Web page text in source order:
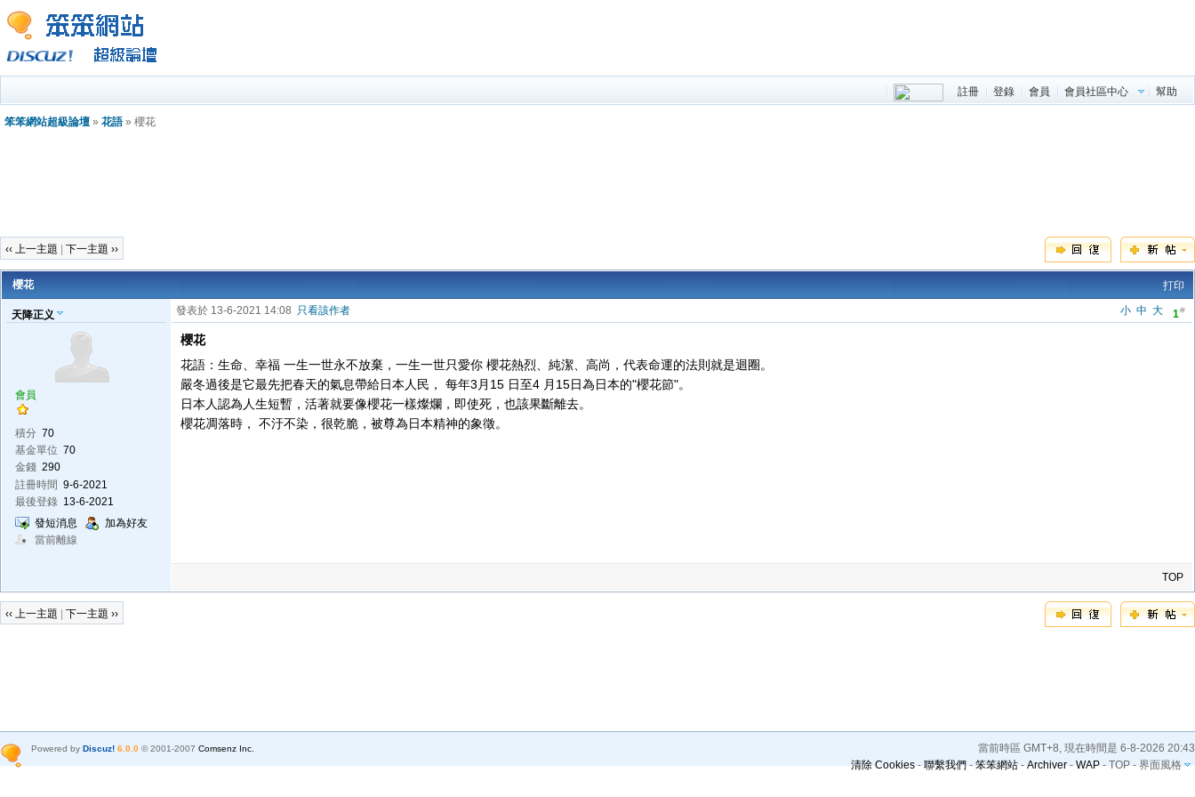
註冊 登錄 會員 會員社區中心 幫助
笨笨網站超級論壇 » 花語» 櫻花
‹‹ 上一主題 下一主題 ››
打印
櫻花
天降正义
會員
積分 70
基金單位 70
金錢 290
註冊時間 9-6-2021
最後登錄 13-6-2021
發短消息
加為好友
當前離線
1#
大
中
小
發表於 13-6-2021 14:08 只看該作者
櫻花
花語：生命、幸福 一生一世永不放棄，一生一世只愛你 櫻花熱烈、純潔、高尚，代表命運的法則就是迴圈。
嚴冬過後是它最先把春天的氣息帶給日本人民， 每年3月15 日至4 月15日為日本的"櫻花節"。
日本人認為人生短暫，活著就要像櫻花一樣燦爛，即使死，也該果斷離去。
櫻花凋落時， 不汙不染，很乾脆，被尊為日本精神的象徵。
TOP
‹‹ 上一主題 下一主題 ››
當前時區 GMT+8, 現在時間是 6-8-2026 20:43
清除 Cookies - 聯繫我們 - 笨笨網站 - Archiver - WAP - TOP - 界面風格
Powered by Discuz! 6.0.0 © 2001-2007 Comsenz Inc.